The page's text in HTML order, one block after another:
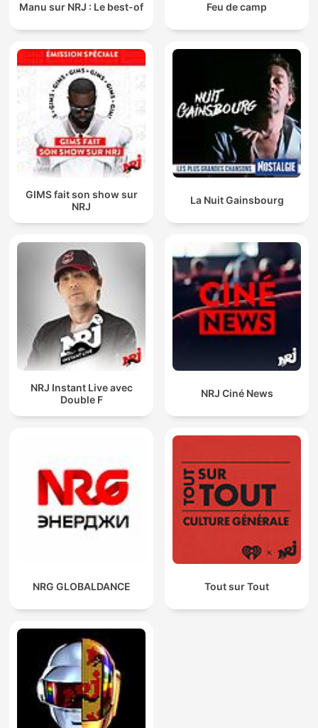
Manu sur NRJ : Le best-of Feu de camp
GIMS fait son show sur
NRJ
La Nuit Gainsbourg
NRJ Instant Live avec
Double F
NRJ Ciné News
NRG GLOBALDANCE Tout sur Tout